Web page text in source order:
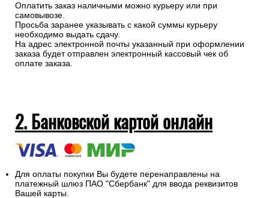
Оплатить заказ наличными можно курьеру или при
самовывозе.
Просьба заранее указывать с какой суммы курьеру
необходимо выдать сдачу.
На адрес электронной почты указанный при оформлении
заказа будет отправлен электронный кассовый чек об
оплате заказа.
2. Банковской картой онлайн
Для оплаты покупки Вы будете перенаправлены на
платежный шлюз ПАО "Сбербанк" для ввода реквизитов
Вашей карты.